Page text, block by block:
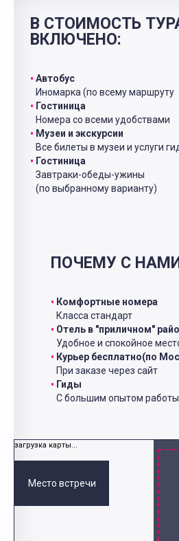
В СТОИМОСТЬ
ВКЛЮЧЕНО:
Автобус
Иномарка (по всему маршруту
Гостиница
Номера со всеми удобствами
Музеи и экскурсии
Все билеты в музеи и услуги
Гостиница
Завтраки-обеды-ужины
(по выбранному варианту)
ПОЧЕМУ С
Комфортные номера
Класса стандарт
Отель в "приличном"
Удобное и спокойное
Курьер бесплатно(по
При заказе через сайт
Гиды
С большим опытом работы
загрузка карты...
Место встречи